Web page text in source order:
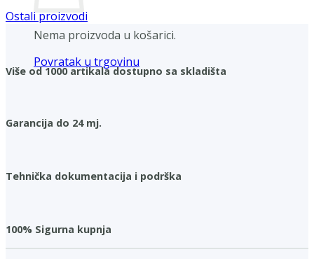
Nema proizvoda u košarici.
Povratak u trgovinu
Ostali proizvodi
Više od 1000 artikala dostupno sa skladišta
Garancija do 24 mj.
Tehnička dokumentacija i podrška
100% Sigurna kupnja